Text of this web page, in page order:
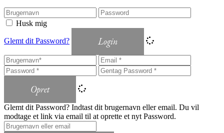
Husk mig
Glemt dit Password? Login
Opret
Glemt dit Password? Indtast dit brugernavn eller email. Du vil
modtage et link via email til at oprette et nyt Password.